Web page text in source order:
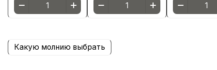
Какую молнию выбрать